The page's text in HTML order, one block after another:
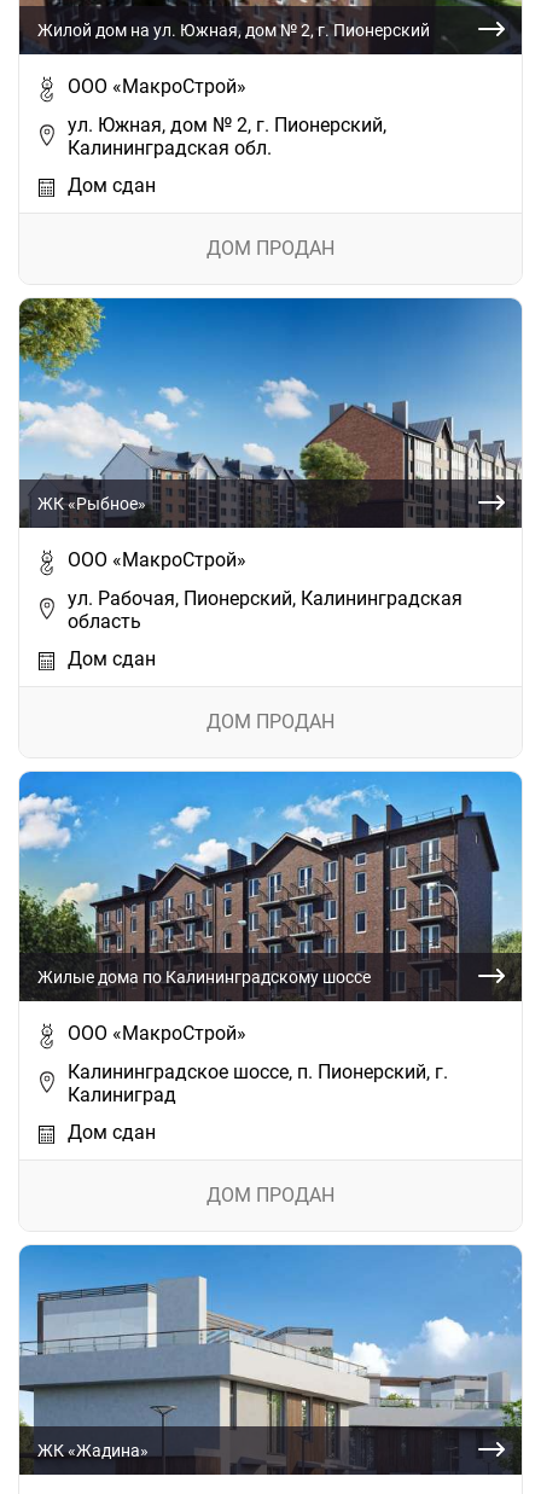
Жилой дом на ул. Южная, дом № 2, г. Пионерский
ООО «МакроСтрой»
ул. Южная, дом № 2, г. Пионерский,
Калининградская обл.
Дом сдан
ДОМ ПРОДАН
ЖК «Рыбное»
ООО «МакроСтрой»
ул. Рабочая, Пионерский, Калининградская
область
Дом сдан
ДОМ ПРОДАН
Жилые дома по Калининградскому шоссе
ООО «МакроСтрой»
Калининградское шоссе, п. Пионерский, г.
Калиниград
Дом сдан
ДОМ ПРОДАН
ЖК «Жадина»